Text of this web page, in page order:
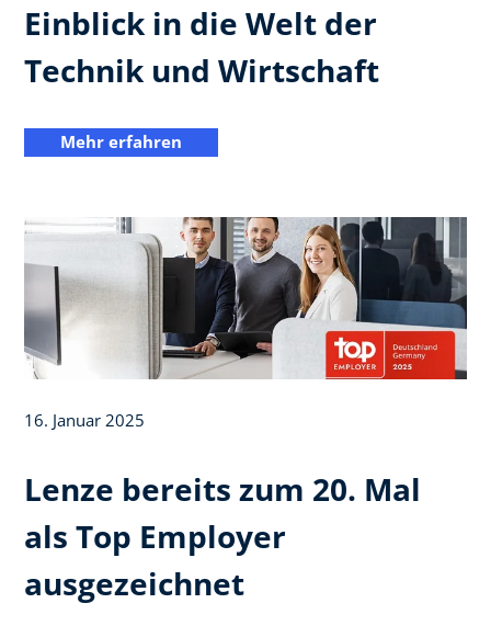
Einblick in die Welt der
Technik und Wirtschaft
Mehr erfahren
16. Januar 2025
Lenze bereits zum 20. Mal
als Top Employer
ausgezeichnet